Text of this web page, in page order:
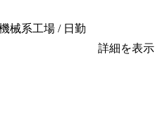
械系工場 / 日勤
詳細を表示